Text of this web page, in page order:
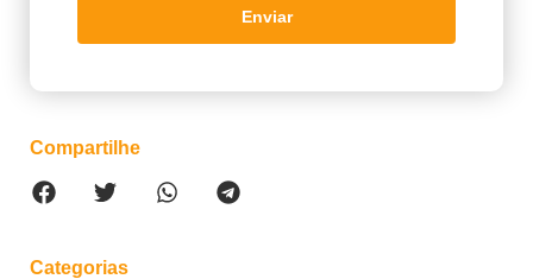
Enviar
Compartilhe
Categorias